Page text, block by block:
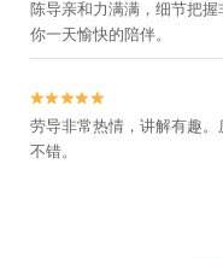
陈导亲和力满满，细节把
你一天愉快的陪伴。


劳导非常热情，讲解有趣
不错。